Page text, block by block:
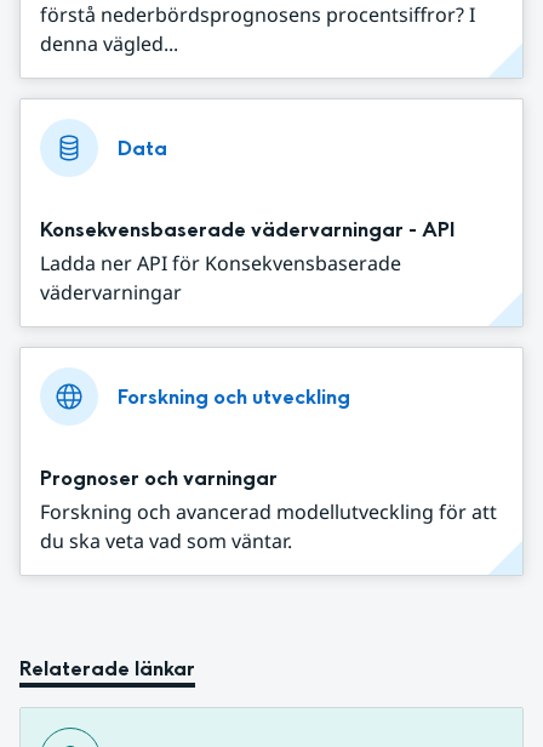
förstå nederbördsprognosens procentsiffror? I
denna vägled...
Data
Konsekvensbaserade vädervarningar - API
Ladda ner API för Konsekvensbaserade
vädervarningar
Forskning och utveckling
Prognoser och varningar
Forskning och avancerad modellutveckling för att
du ska veta vad som väntar.
Relaterade länkar